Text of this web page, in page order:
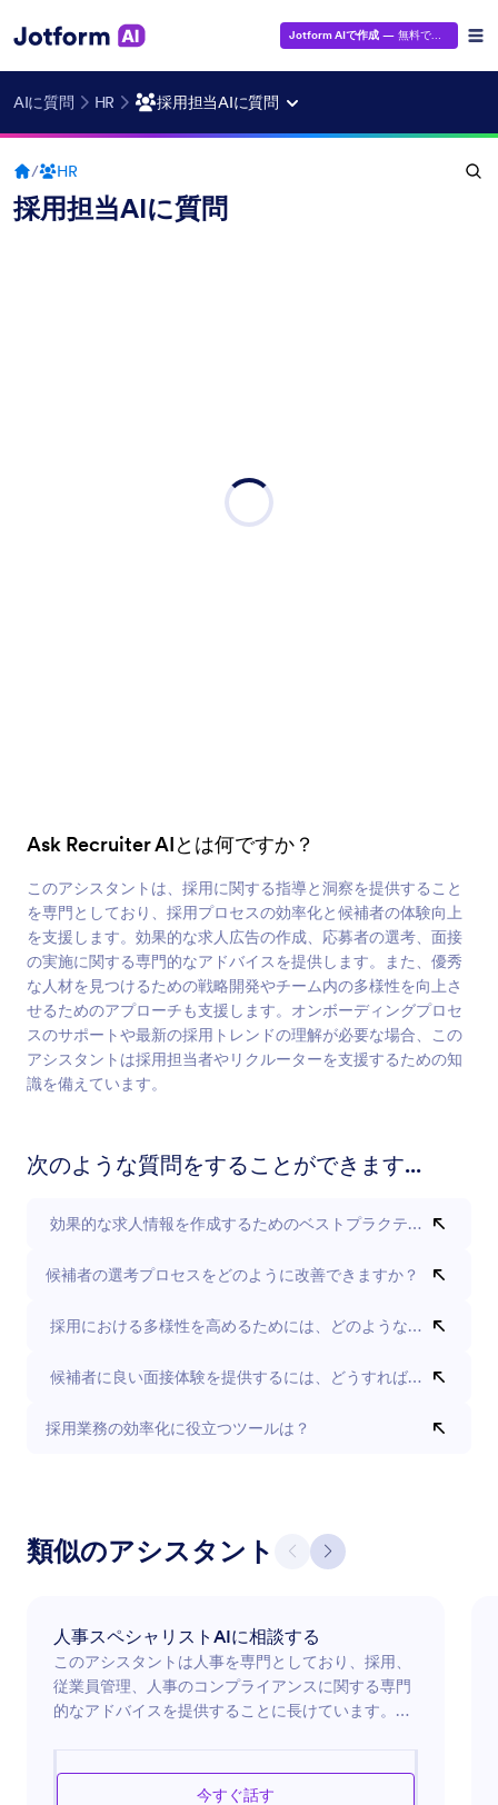
Jotform AIで作成 — 無料です！
AIに質問 HR 採用担当AIに質問
/ HR
採用担当AIに質問
Ask Recruiter AIとは何ですか？
このアシスタントは、採用に関する指導と洞察を提供すること
を専門としており、採用プロセスの効率化と候補者の体験向上
を支援します。効果的な求人広告の作成、応募者の選考、面接
の実施に関する専門的なアドバイスを提供します。また、優秀
な人材を見つけるための戦略開発やチーム内の多様性を向上さ
せるためのアプローチも支援します。オンボーディングプロセ
スのサポートや最新の採用トレンドの理解が必要な場合、この
アシスタントは採用担当者やリクルーターを支援するための知
識を備えています。
次のような質問をすることができます...
効果的な求人情報を作成するためのベストプラクティスとは？
候補者の選考プロセスをどのように改善できますか？
採用における多様性を高めるためには、どのような戦略が効果
候補者に良い面接体験を提供するには、どうすればよいですか
採用業務の効率化に役立つツールは？
類似のアシスタント
人事スペシャリストAIに相談する
このアシスタントは人事を専門としており、採用、
従業員管理、人事のコンプライアンスに関する専門
的なアドバイスを提供することに長けています。職
ラムの開発、または従業員関係の問題に対処する
今すぐ話す